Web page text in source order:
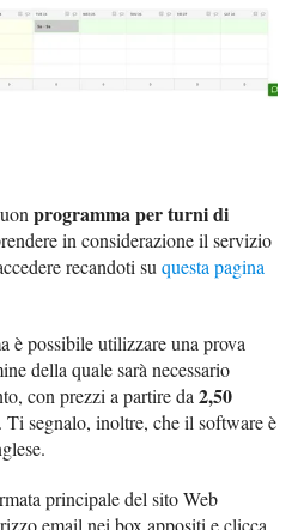
programma per turni di
in considerazione il servizio
recandoti suquesta pagina
è possibile utilizzare una prova
della quale sarà necessario
con prezzi a partire da2,50
. Ti segnalo, inoltre, che il software è
principale del sito Web
email nei box appositi e clicca